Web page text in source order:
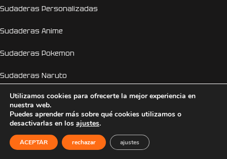
Sudaderas Personalizadas
Sudaderas Anime
Sudaderas Pokemon
Sudaderas Naruto
Personalizador Online
Camisetas despedida de soltera y soltero
Utilizamos cookies para ofrecerte la mejor experiencia en
nuestra web.
Puedes aprender más sobre qué cookies utilizamos o
desactivarlas en los ajustes.
ACEPTAR rechazar ajustes